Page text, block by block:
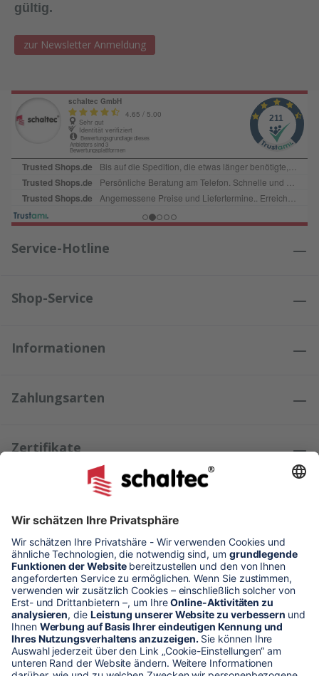
gültig.
zur Newsletter Anmeldung
Service-Hotline
Shop-Service
Informationen
Zahlungsarten
Zertifikate
Kundenmeinungen
* Alle Preise verstehen sich zzgl. Mehrwertsteuer und Versandkosten